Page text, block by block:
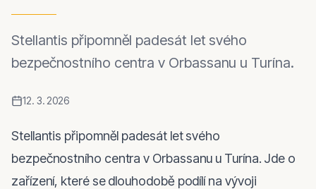
Stellantis připomněl padesát let svého
bezpečnostního centra v Orbassanu u Turína.
12. 3. 2026
Stellantis připomněl padesát let svého
bezpečnostního centra v Orbassanu u Turína. Jde o
zařízení, které se dlouhodobě podílí na vývoji